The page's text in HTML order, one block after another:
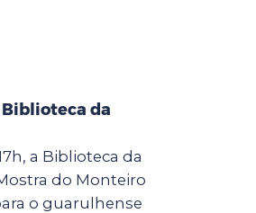
da
a Biblioteca da
do Monteiro
o guarulhense